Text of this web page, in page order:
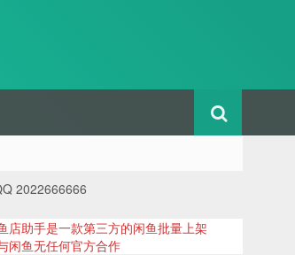
2022666666
店助手是一款第三方的闲鱼批量上架
闲鱼无任何官方合作